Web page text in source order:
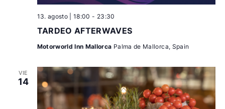
TARDEO AFTERWAVES
13. agosto | 18:00 - 23:30
Motorworld Inn Mallorca Palma de Mallorca, Spain
VIE
14